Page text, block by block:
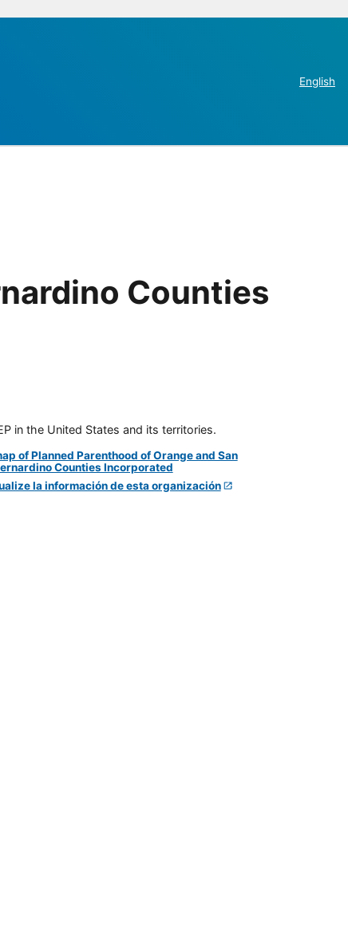
English
Counties
in the United States and its territories.
la información de esta organización